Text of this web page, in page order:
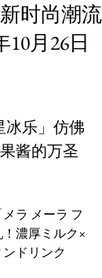
时尚潮流
10月26日
冰乐」仿佛
酱的万圣
ラ メーラ フ
濃厚ミルク×